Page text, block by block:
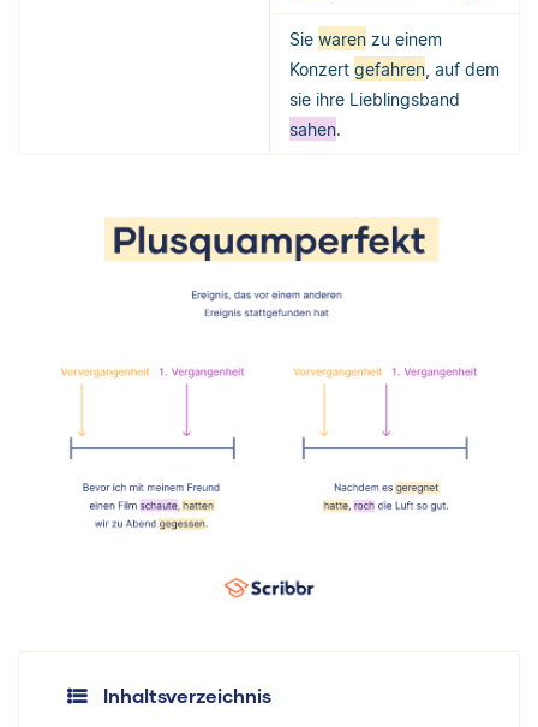
Sie waren zu einem
Konzert gefahren , auf dem
sie ihre Lieblingsband
sahen.
Inhaltsverzeichnis